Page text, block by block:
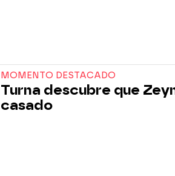
MOMENTO DESTACADO
Turna descubre que
casado